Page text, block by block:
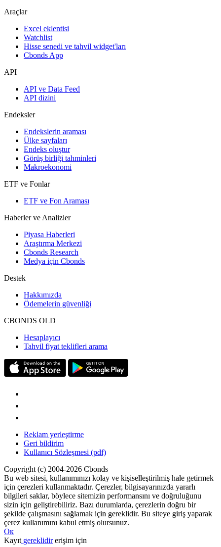
Araçlar
Excel eklentisi
Watchlist
Hisse senedi ve tahvil widget'ları
Cbonds App
API
API ve Data Feed
API dizini
Endeksler
Endekslerin araması
Ülke sayfaları
Endeks oluştur
Görüş birliği tahminleri
Makroekonomi
ETF ve Fonlar
ETF ve Fon Araması
Haberler ve Analizler
Piyasa Haberleri
Araştırma Merkezi
Cbonds Research
Medya için Cbonds
Destek
Hakkımızda
Ödemelerin güvenliği
CBONDS OLD
Hesaplayıcı
Tahvil fiyat teklifleri arama
Reklam yerleştirme
Geri bildirim
Kullanıcı Sözleşmesi (pdf)
Copyright (c) 2004-2026 Cbonds
Bu web sitesi, kullanımınızı kolay ve kişiselleştirilmiş hale getirmek
için çerezleri kullanmaktadır. Çerezler, bilgisayarınızda yararlı
bilgileri saklar, böylece sitemizin performansını ve doğruluğunu
sizin için geliştirebiliriz. Bazı durumlarda, çerezlerin doğru bir
şekilde çalışmasını sağlamak için gereklidir. Bu siteye giriş yaparak
çerez kullanımını kabul etmiş olursunuz.
Ок
Kayıt gereklidirerişim için